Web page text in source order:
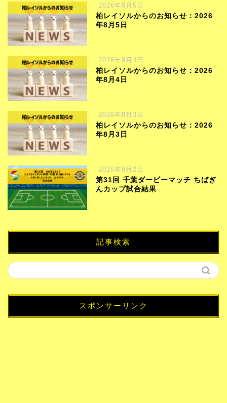
2026年8月5日
柏レイソルからのお知らせ：2026
年8月5日
2026年8月4日
柏レイソルからのお知らせ：2026
年8月4日
2026年8月3日
柏レイソルからのお知らせ：2026
年8月3日
2026年8月2日
第31回 千葉ダービーマッチ ちばぎ
んカップ試合結果
記事検索
スポンサーリンク